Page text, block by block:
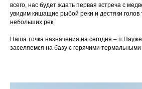
всего, нас будет ждать первая встреча с
увидим кишащие рыбой реки и дестяки голов
небольших рек.
Наша точка назначения на сегодня –
заселяемся на базу с горячими термальными